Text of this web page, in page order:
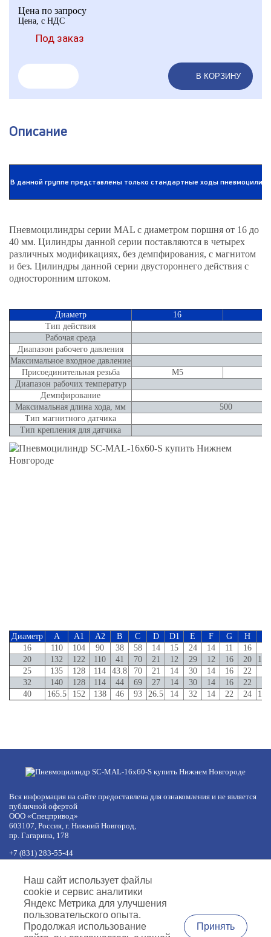
Цена по запросу
Цена, с НДС
Под заказ
В КОРЗИНУ
Описание
В данной группе представлены только стандартные ходы
Пневмоцилиндры серии MAL с диаметром поршня от 16 до
40 мм. Цилиндры данной серии поставляются в четырех
различных модификациях, без демпфирования, с магнитом
и без. Цилиндры данной серии двустороннего действия с
односторонним штоком.
Диаметр 16
Тип действия
Рабочая среда
Диапазон рабочего давления
Максимальное входное давление
Присоединительная резьба
М5
Диапазон рабочих температур
Демпфирование
Максимальная длина хода, мм
500
Тип магнитного датчика
Тип крепления для датчика
Диаметр A A1 A2 B C D D1 E F G H
16
110 104 90 38 58 14 15 24 14 11 16
20
132 122 110 41 70 21 12 29 12 16 20
25
135 128 114 43.8 70 21 14 30 14 16 22
32
140 128 114 44 69 27 14 30 14 16 22
40
165.5 152 138 46 93 26.5 14 32 14 22 24
Вся информация на сайте предоставлена для ознакомления и не является
публичной офертой
ООО «Спецпривод»
603107, Россия, г. Нижний Новгород,
пр. Гагарина, 178
+7 (831) 283-55-44
+7 (977) 422-66-54
обед с 12:30 до 13:30
info@specprivod.com
Вопросы, предложения?
Напишите нам
Наш сайт использует файлы
cookie и сервис аналитики
Яндекс Метрика для улучшения
пользовательского опыта.
Продолжая использование
Принять